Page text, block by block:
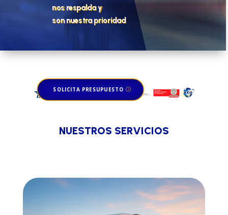
nos respalda y
son nuestra prioridad
SOLICITA PRESUPUESTO
NUESTROS SERVICIOS